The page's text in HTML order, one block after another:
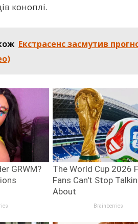
коноплі.
Екстрасенс засмутив